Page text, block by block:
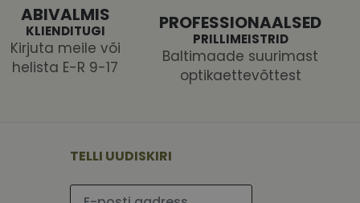
ABIVALMIS
KLIENDITUGI
Kirjuta meile või
helista E-R 9-17
PROFESSIONAALSED
PRILLIMEISTRID
Baltimaade suurimast
optikaettevõttest
TELLI UUDISKIRI
Palun sisesta e-posti aadress
See on
eest
kasutajate
genereeritud
andmete